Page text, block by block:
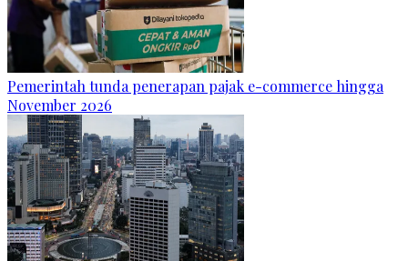
Pemerintah tunda penerapan pajak e-commerce hingga
November 2026